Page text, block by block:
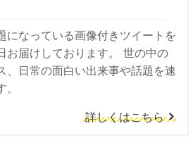
になっている画像付きツイートを
お届けしております。 世の中の
、日常の面白い出来事や話題を速
詳しくはこちら